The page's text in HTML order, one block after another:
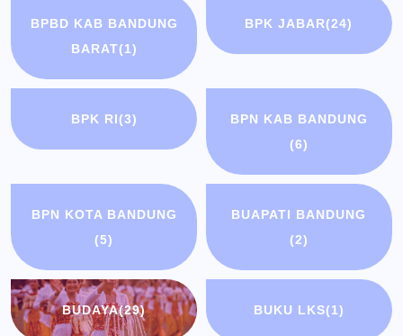
BPBD KAB BANDUNG
BARAT(1)
BPK JABAR(24)
BPK RI(3)
BPN KAB BANDUNG
(6)
BPN KOTA BANDUNG
(5)
BUAPATI BANDUNG
(2)
BUDAYA(29) BUKU LKS(1)